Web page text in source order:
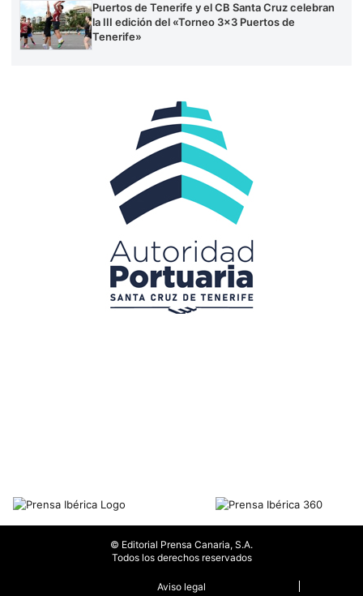
Puertos de Tenerife y el CB Santa Cruz celebran
la III edición del «Torneo 3×3 Puertos de
Tenerife»
© Editorial Prensa Canaria, S.A.
Todos los derechos reservados
Aviso legal